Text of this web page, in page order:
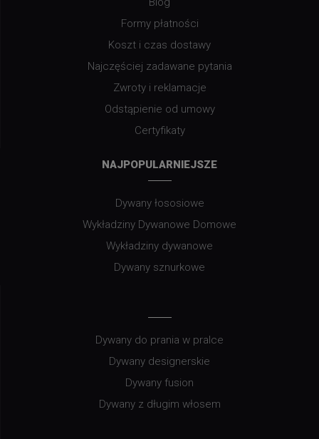
Formy płatności
Koszt i czas dostawy
Najczęściej zadawane pytania
Zwroty i reklamacje
Odstąpienie od umowy
Certyfikaty
NAJPOPULARNIEJSZE
Dywany łososiowe
Wykładziny Dywanowe Domowe
Wykładziny dywanowe
Dywany sznurkowe
Dywany do prania w pralce
Dywany designerskie
Dywany fusion
Dywany z długim włosem